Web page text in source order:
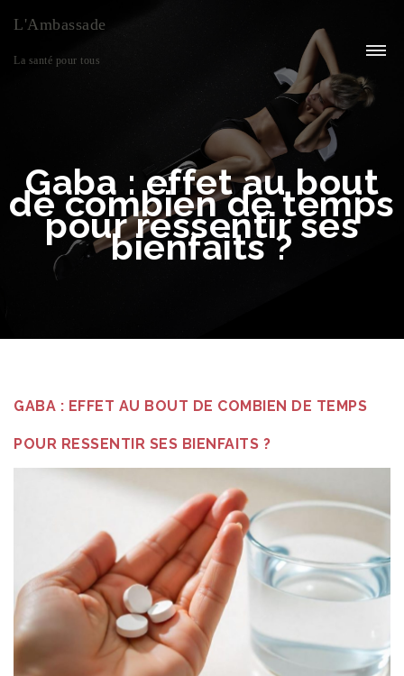
L'Ambassade
La santé pour tous
Gaba : effet au bout
de combien de temps
pour ressentir ses
bienfaits ?
GABA : EFFET AU BOUT DE COMBIEN DE TEMPS
POUR RESSENTIR SES BIENFAITS ?